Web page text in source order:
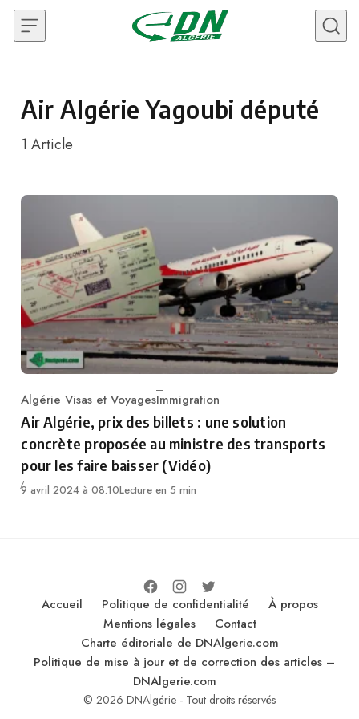
Skip to content
Air Algérie Yagoubi député
1 Article
Category
Algérie Visas et VoyagesImmigration
Air Algérie, prix des billets : une solution
concrète proposée au ministre des transports
pour les faire baisser (Vidéo)
9 avril 2024 à 08:10Lecture en 5 min
Accueil Politique de confidentialité
À propos
Mentions légales
Contact
Charte éditoriale de DNAlgerie.com
Politique de mise à jour et de correction des articles –
DNAlgerie.com
© 2026 DNAlgérie - Tout droits réservés